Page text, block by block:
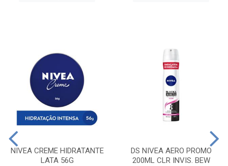
NIVEA CREME HIDRATANTE
LATA 56G
DS NIVEA AERO PROMO
200ML CLR INVIS. BEW